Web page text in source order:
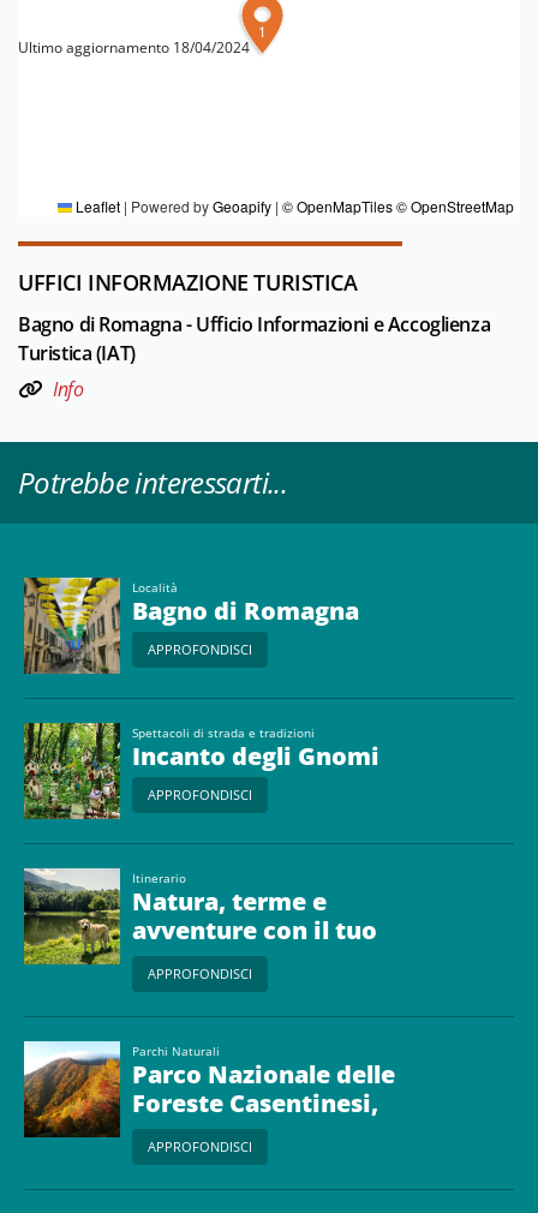
1
Leaflet | Powered byGeoapify | © OpenMapTiles© OpenStreetMap
Ultimo aggiornamento 18/04/2024
UFFICI INFORMAZIONE TURISTICA
Bagno di Romagna - Ufficio Informazioni e Accoglienza
Turistica (IAT)
Info
Potrebbe interessarti...
Località
Bagno di Romagna
APPROFONDISCI
Spettacoli di strada e tradizioni
Incanto degli Gnomi
APPROFONDISCI
Itinerario
Natura, terme e
avventure con il tuo
cane nell’Alta Valle del
Savio
APPROFONDISCI
Parchi Naturali
Parco Nazionale delle
Foreste Casentinesi,
Monte Falterona e
Campigna
APPROFONDISCI